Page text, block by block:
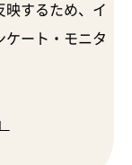
映するため、イ
ケート・モニタ